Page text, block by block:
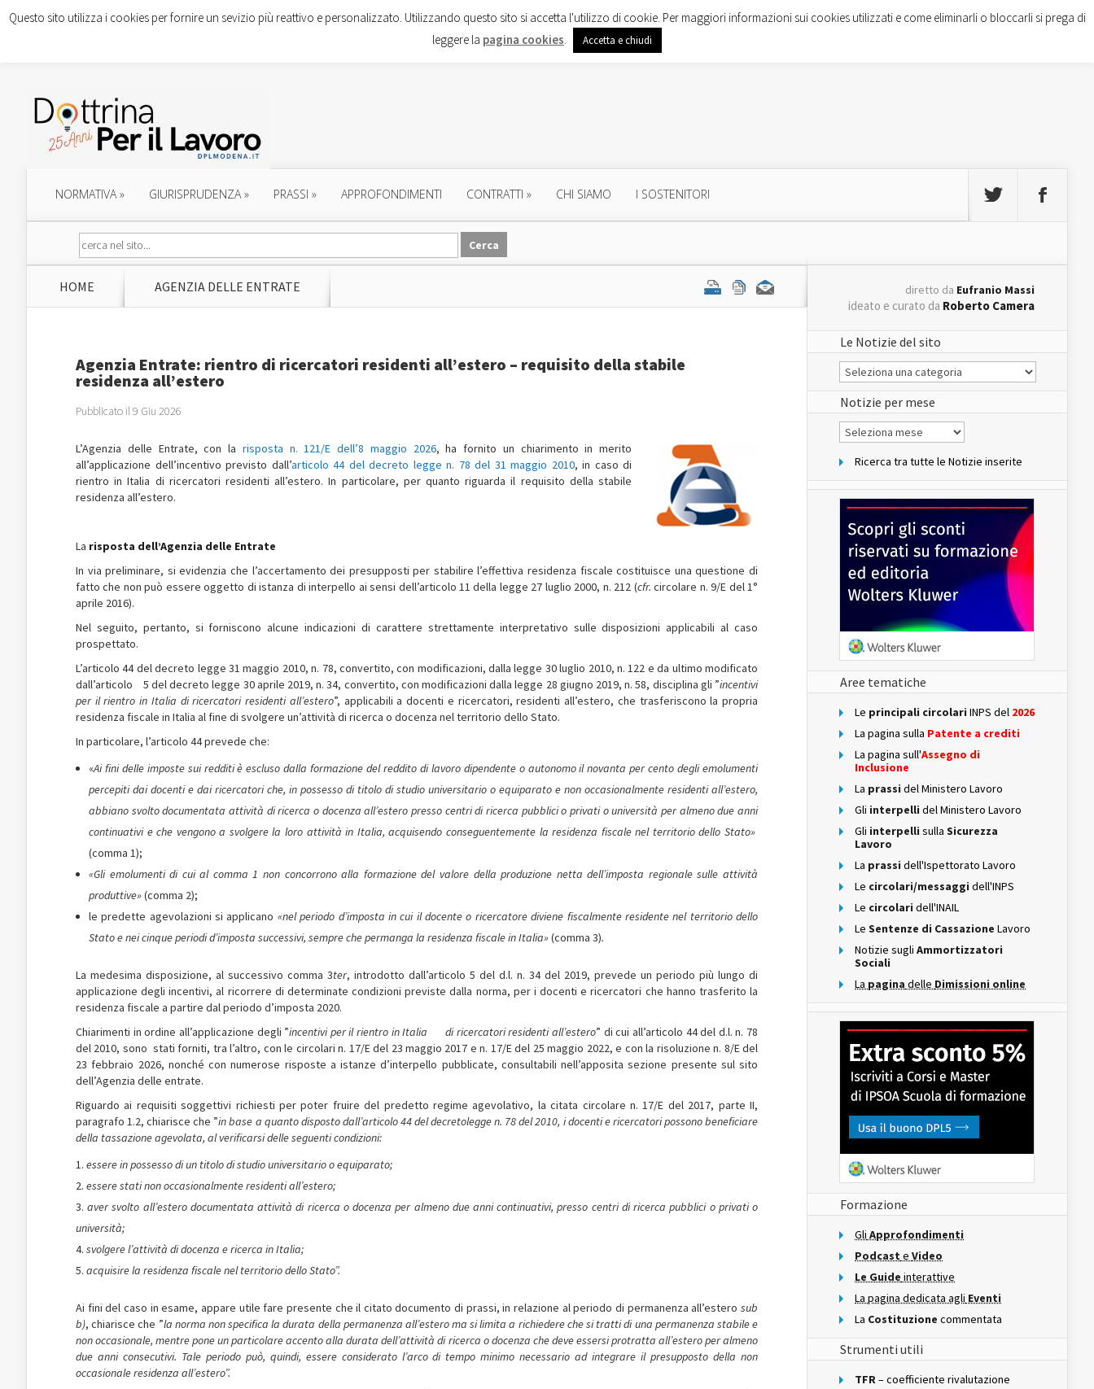
NORMATIVA» GIURISPRUDENZA» PRASSI » APPROFONDIMENTI CONTRATTI » CHI SIAMO I SOSTENITORI
HOME AGENZIA DELLE ENTRATE
Agenzia Entrate: rientro di ricercatori residenti all’estero – requisito della stabile
residenza all’estero
Pubblicato il 9 Giu 2026
L’Agenzia delle Entrate, con la risposta n. 121/E dell’8 maggio 2026, ha fornito un chiarimento in merito
all’applicazione dell’incentivo previsto dall’articolo 44 del decreto legge n. 78 del 31 maggio 2010, in caso di
rientro in Italia di ricercatori residenti all’estero. In particolare, per quanto riguarda il requisito della stabile
residenza all’estero.
La risposta dell’Agenzia delle Entrate
In via preliminare, si evidenzia che l’accertamento dei presupposti per stabilire l’effettiva residenza fiscale costituisce una questione di
fatto che non può essere oggetto di istanza di interpello ai sensi dell’articolo 11 della legge 27 luglio 2000, n. 212 (cfr.circolare n. 9/E del 1°
aprile 2016).
Nel seguito, pertanto, si forniscono alcune indicazioni di carattere strettamente interpretativo sulle disposizioni applicabili al caso
prospettato.
L’articolo 44 del decreto legge 31 maggio 2010, n. 78, convertito, con modificazioni, dalla legge 30 luglio 2010, n. 122 e da ultimo modificato
dall’articolo 5 del decreto legge 30 aprile 2019, n. 34, convertito, con modificazioni dalla legge 28 giugno 2019, n. 58, disciplina gli ”incentivi
per il rientro in Italia di ricercatori residenti all’estero”, applicabili a docenti e ricercatori, residenti all’estero, che trasferiscono la propria
residenza fiscale in Italia al fine di svolgere un’attività di ricerca o docenza nel territorio dello Stato.
In particolare, l’articolo 44 prevede che:
«Ai fini delle imposte sui redditi è escluso dalla formazione del reddito di lavoro dipendente o autonomo il novanta per cento degli emolumenti
percepiti dai docenti e dai ricercatori che, in possesso di titolo di studio universitario o equiparato e non occasionalmente residenti all’estero,
abbiano svolto documentata attività di ricerca o docenza all’estero presso centri di ricerca pubblici o privati o università per almeno due anni
continuativi e che vengono a svolgere la loro attività in Italia, acquisendo conseguentemente la residenza fiscale nel territorio dello Stato»
(comma 1);
«Gli emolumenti di cui al comma 1 non concorrono alla formazione del valore della produzione netta dell’imposta regionale sulle attività
produttive»(comma 2);
le predette agevolazioni si applicano «nel periodo d’imposta in cui il docente o ricercatore diviene fiscalmente residente nel territorio dello
Stato e nei cinque periodi d’imposta successivi, sempre che permanga la residenza fiscale in Italia»(comma 3).
La medesima disposizione, al successivo comma 3­ter, introdotto dall’articolo 5 del d.l. n. 34 del 2019, prevede un periodo più lungo di
applicazione degli incentivi, al ricorrere di determinate condizioni previste dalla norma, per i docenti e ricercatori che hanno trasferito la
residenza fiscale a partire dal periodo d’imposta 2020.
Chiarimenti in ordine all’applicazione degli ”incentivi per il rientro in Italia di ricercatori residenti all’estero” di cui all’articolo 44 del d.l. n. 78
del 2010, sono stati forniti, tra l’altro, con le circolari n. 17/E del 23 maggio 2017 e n. 17/E del 25 maggio 2022, e con la risoluzione n. 8/E del
23 febbraio 2026, nonché con numerose risposte a istanze d’interpello pubblicate, consultabili nell’apposita sezione presente sul sito
dell’Agenzia delle entrate.
Riguardo ai requisiti soggettivi richiesti per poter fruire del predetto regime agevolativo, la citata circolare n. 17/E del 2017, parte II,
paragrafo 1.2, chiarisce che ”in base a quanto disposto dall’articolo 44 del decreto­legge n. 78 del 2010, i docenti e ricercatori possono beneficiare
della tassazione agevolata, al verificarsi delle seguenti condizioni:
essere in possesso di un titolo di studio universitario o equiparato;
essere stati non occasionalmente residenti all’estero;
aver svolto all’estero documentata attività di ricerca o docenza per almeno due anni continuativi, presso centri di ricerca pubblici o privati o
università;
svolgere l’attività di docenza e ricerca in Italia;
acquisire la residenza fiscale nel territorio dello Stato”.
Ai fini del caso in esame, appare utile fare presente che il citato documento di prassi, in relazione al periodo di permanenza all’estero sub
b), chiarisce che ”la norma non specifica la durata della permanenza all’estero ma si limita a richiedere che si tratti di una permanenza stabile e
non occasionale, mentre pone un particolare accento alla durata dell’attività di ricerca o docenza che deve essersi protratta all’estero per almeno
due anni consecutivi. Tale periodo può, quindi, essere considerato l’arco di tempo minimo necessario ad integrare il presupposto della non
occasionale residenza all’estero”.
diretto da Eufranio Massi
ideato e curato da Roberto Camera
Le Notizie del sito
Le
Notizie
del
sito
Notizie per mese
Notizie
per
Ricerca tra tutte le Notizie inserite
Aree tematiche
Le principali circolari INPS del 2026
La pagina sulla Patente a crediti
La pagina sull'Assegno di
Inclusione
La prassi del Ministero Lavoro
Gli interpelli del Ministero Lavoro
Gli interpelli sulla Sicurezza
Lavoro
La prassi dell'Ispettorato Lavoro
Le circolari/messaggi dell'INPS
Le circolari dell'INAIL
Le Sentenze di Cassazione Lavoro
Notizie sugli Ammortizzatori
Sociali
La pagina delle Dimissioni online
Formazione
Gli Approfondimenti
Podcast e Video
Le Guide interattive
La pagina dedicata agli Eventi
La Costituzione commentata
Strumenti utili
TFR– coefficiente rivalutazione
Questo sito utilizza i cookies per fornire un sevizio più reattivo e personalizzato. Utilizzando questo sito si accetta l'utilizzo di cookie. Per maggiori informazioni sui cookies utilizzati e come eliminarli o bloccarli si prega di
leggere la pagina cookies. Accetta e chiudi